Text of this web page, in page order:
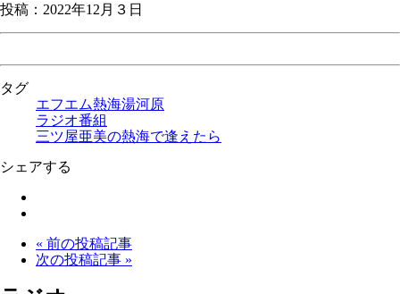
投稿：2022年12月３日
タグ
エフエム熱海湯河原
ラジオ番組
三ツ屋亜美の熱海で逢えたら
シェアする
« 前の投稿記事
次の投稿記事 »